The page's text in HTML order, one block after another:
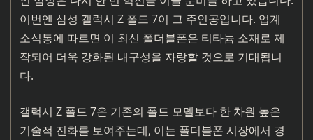
이번엔 삼성 갤럭시 Z 폴드 7이 그 주인공입니다. 업계
소식통에 따르면 이 최신 폴더블폰은 티타늄 소재로 제
작되어 더욱 강화된 내구성을 자랑할 것으로 기대됩니
다.
갤럭시 Z 폴드 7은 기존의 폴드 모델보다 한 차원 높은
기술적 진화를 보여주는데, 이는 폴더블폰 시장에서 경